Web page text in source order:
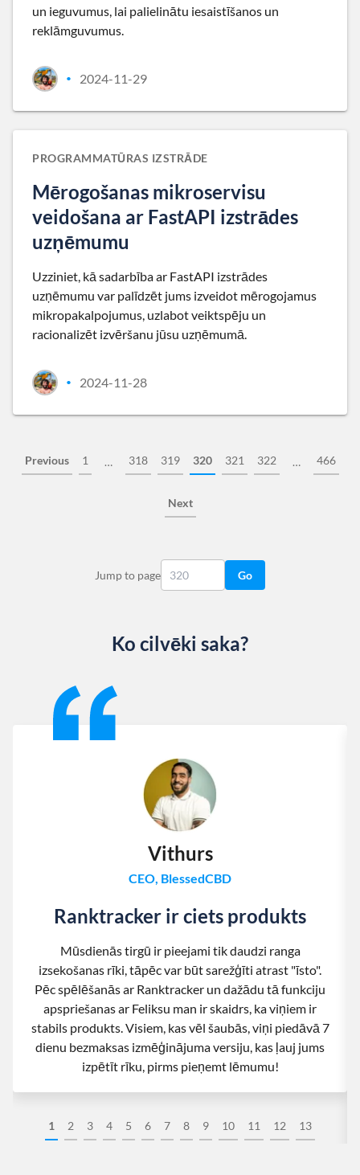
un ieguvumus, lai palielinātu iesaistīšanos un
reklāmguvumus.
• 2024-11-29
PROGRAMMATŪRAS IZSTRĀDE
Mērogošanas mikroservisu
veidošana ar FastAPI izstrādes
uzņēmumu
Uzziniet, kā sadarbība ar FastAPI izstrādes
uzņēmumu var palīdzēt jums izveidot mērogojamus
mikropakalpojumus, uzlabot veiktspēju un
racionalizēt izvēršanu jūsu uzņēmumā.
• 2024-11-28
Previous 1 … 318 319 320 321 322 … 466
Next
Jump to page Go
Ko cilvēki saka?
1 2 3 4 5 6 7 8 9 10 11 12 13
Vithurs
CEO, BlessedCBD
Ranktracker ir ciets produkts
Mūsdienās tirgū ir pieejami tik daudzi ranga
izsekošanas rīki, tāpēc var būt sarežģīti atrast "īsto".
Pēc spēlēšanās ar Ranktracker un dažādu tā funkciju
apspriešanas ar Feliksu man ir skaidrs, ka viņiem ir
stabils produkts. Visiem, kas vēl šaubās, viņi piedāvā 7
dienu bezmaksas izmēģinājuma versiju, kas ļauj jums
izpētīt rīku, pirms pieņemt lēmumu!